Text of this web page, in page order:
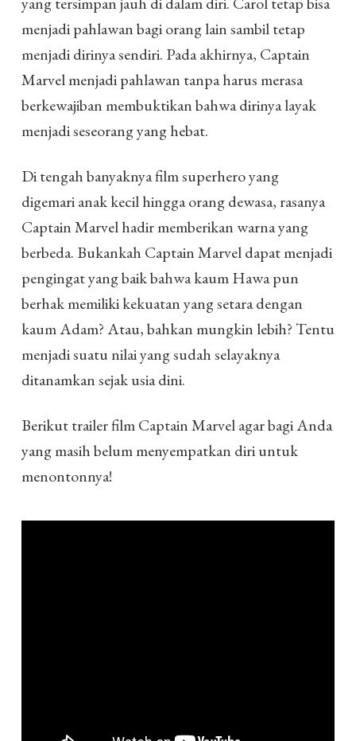
menjadi pahlawan bagi orang lain sambil tetap
menjadi dirinya sendiri. Pada akhirnya, Captain
Marvel menjadi pahlawan tanpa harus merasa
berkewajiban membuktikan bahwa dirinya layak
menjadi seseorang yang hebat.
Di tengah banyaknya film superhero yang
digemari anak kecil hingga orang dewasa, rasanya
Captain Marvel hadir memberikan warna yang
berbeda. Bukankah Captain Marvel dapat menjadi
pengingat yang baik bahwa kaum Hawa pun
berhak memiliki kekuatan yang setara dengan
kaum Adam? Atau, bahkan mungkin lebih? Tentu
menjadi suatu nilai yang sudah selayaknya
ditanamkan sejak usia dini.
Berikut trailer film Captain Marvel agar bagi Anda
yang masih belum menyempatkan diri untuk
menontonnya!